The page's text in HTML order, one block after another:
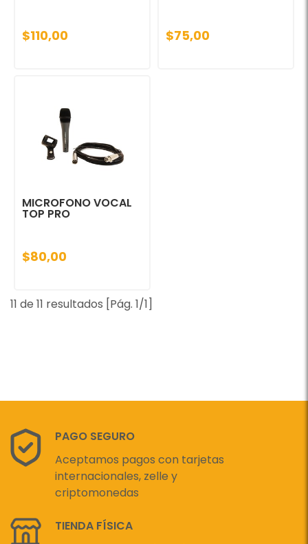
$110,00 $75,00
MICROFONO VOCAL
TOP PRO
$80,00
11 de 11 resultados [Pág. 1/1]
PAGO SEGURO
Aceptamos pagos con tarjetas
internacionales, zelle y
criptomonedas
TIENDA FÍSICA